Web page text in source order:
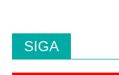
SIGA